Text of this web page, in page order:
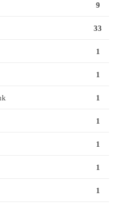
9
33
1
1
1
1
1
1
1